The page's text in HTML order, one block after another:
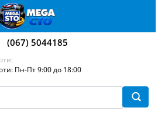
(067) 5044185
Пн-Пт 9:00 до 18:00